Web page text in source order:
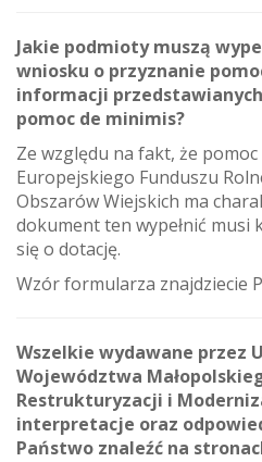
Jakie podmioty muszą
wniosku o przyznanie
informacji
pomoc de minimis?
Ze względu na fakt, że
Europejskiego Funduszu
Obszarów Wiejskich ma
dokument ten wypełnić musi
się o dotację.
Wzór formularza znajdziecie
Wszelkie wydawane przez
Województwa
Restrukturyzacji i
interpretacje oraz
Państwo znaleźć na